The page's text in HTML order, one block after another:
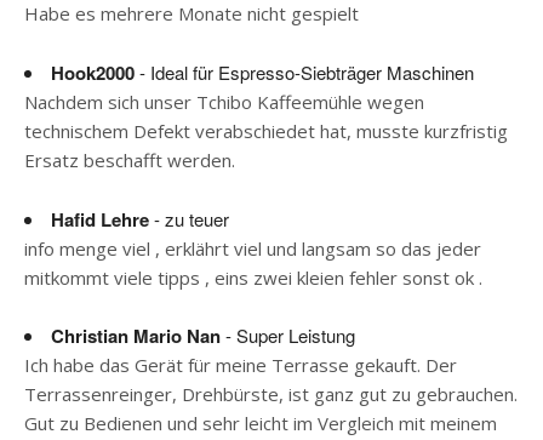
Habe es mehrere Monate nicht gespielt
Hook2000- Ideal für Espresso-Siebträger Maschinen
Nachdem sich unser Tchibo Kaffeemühle wegen
technischem Defekt verabschiedet hat, musste kurzfristig
Ersatz beschafft werden.
Hafid Lehre- zu teuer
info menge viel , erklährt viel und langsam so das jeder
mitkommt viele tipps , eins zwei kleien fehler sonst ok .
Christian Mario Nan- Super Leistung
Ich habe das Gerät für meine Terrasse gekauft. Der
Terrassenreinger, Drehbürste, ist ganz gut zu gebrauchen.
Gut zu Bedienen und sehr leicht im Vergleich mit meinem